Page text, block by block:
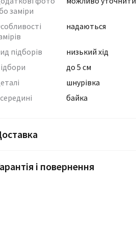
заміри
надаються
підборів
низький хід
до 5 см
шнурівка
байка
і повернення